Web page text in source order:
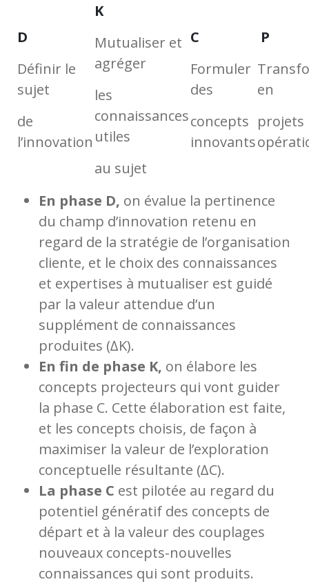
D
Définir le
sujet
de
l’innovation
K
Mutualiser et
agréger
les
connaissances
utiles
au sujet
C
Formuler
des
concepts
innovants
P
en
projets
En phase D, on évalue la pertinence
du champ d’innovation retenu en
regard de la stratégie de l’organisation
cliente, et le choix des connaissances
et expertises à mutualiser est guidé
par la valeur attendue d’un
supplément de connaissances
produites (∆K).
En fin de phase K, on élabore les
concepts projecteurs qui vont guider
la phase C. Cette élaboration est faite,
et les concepts choisis, de façon à
maximiser la valeur de l’exploration
conceptuelle résultante (∆C).
La phase C est pilotée au regard du
potentiel génératif des concepts de
départ et à la valeur des couplages
nouveaux concepts-nouvelles
connaissances qui sont produits.